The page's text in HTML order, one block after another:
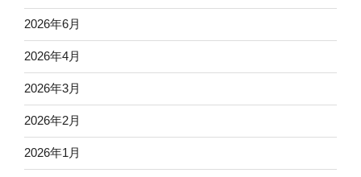
2026年6月
2026年4月
2026年3月
2026年2月
2026年1月